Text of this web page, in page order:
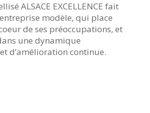
ALSACE EXCELLENCE fait
modèle, qui place
de ses préoccupations, et
une dynamique
d’amélioration continue.